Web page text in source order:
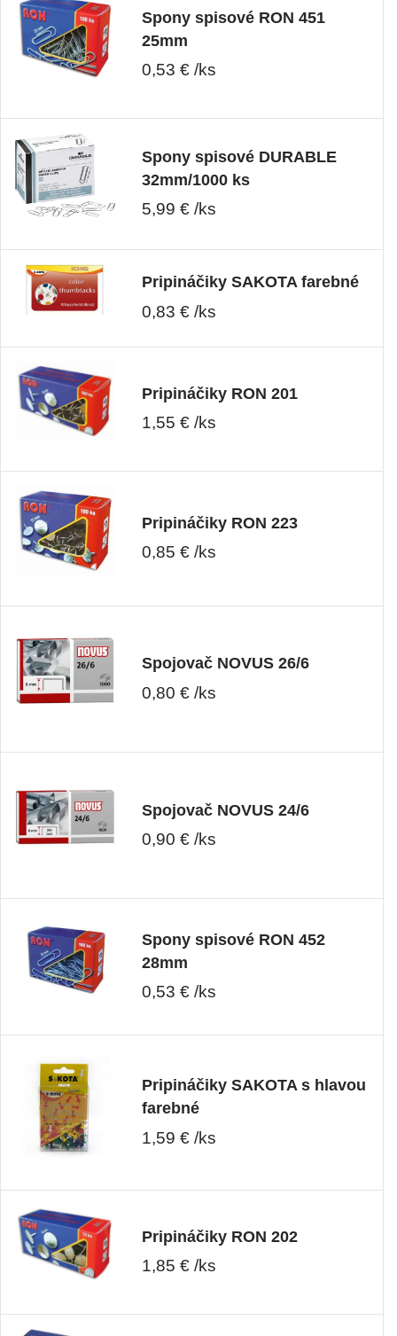
Spony spisové RON 451
25mm
0,53 € /ks
Spony spisové DURABLE
32mm/1000 ks
5,99 € /ks
Pripináčiky SAKOTA farebné
0,83 € /ks
Pripináčiky RON 201
1,55 € /ks
Pripináčiky RON 223
0,85 € /ks
Spojovač NOVUS 26/6
0,80 € /ks
Spojovač NOVUS 24/6
0,90 € /ks
Spony spisové RON 452
28mm
0,53 € /ks
Pripináčiky SAKOTA s hlavou
farebné
1,59 € /ks
Pripináčiky RON 202
1,85 € /ks